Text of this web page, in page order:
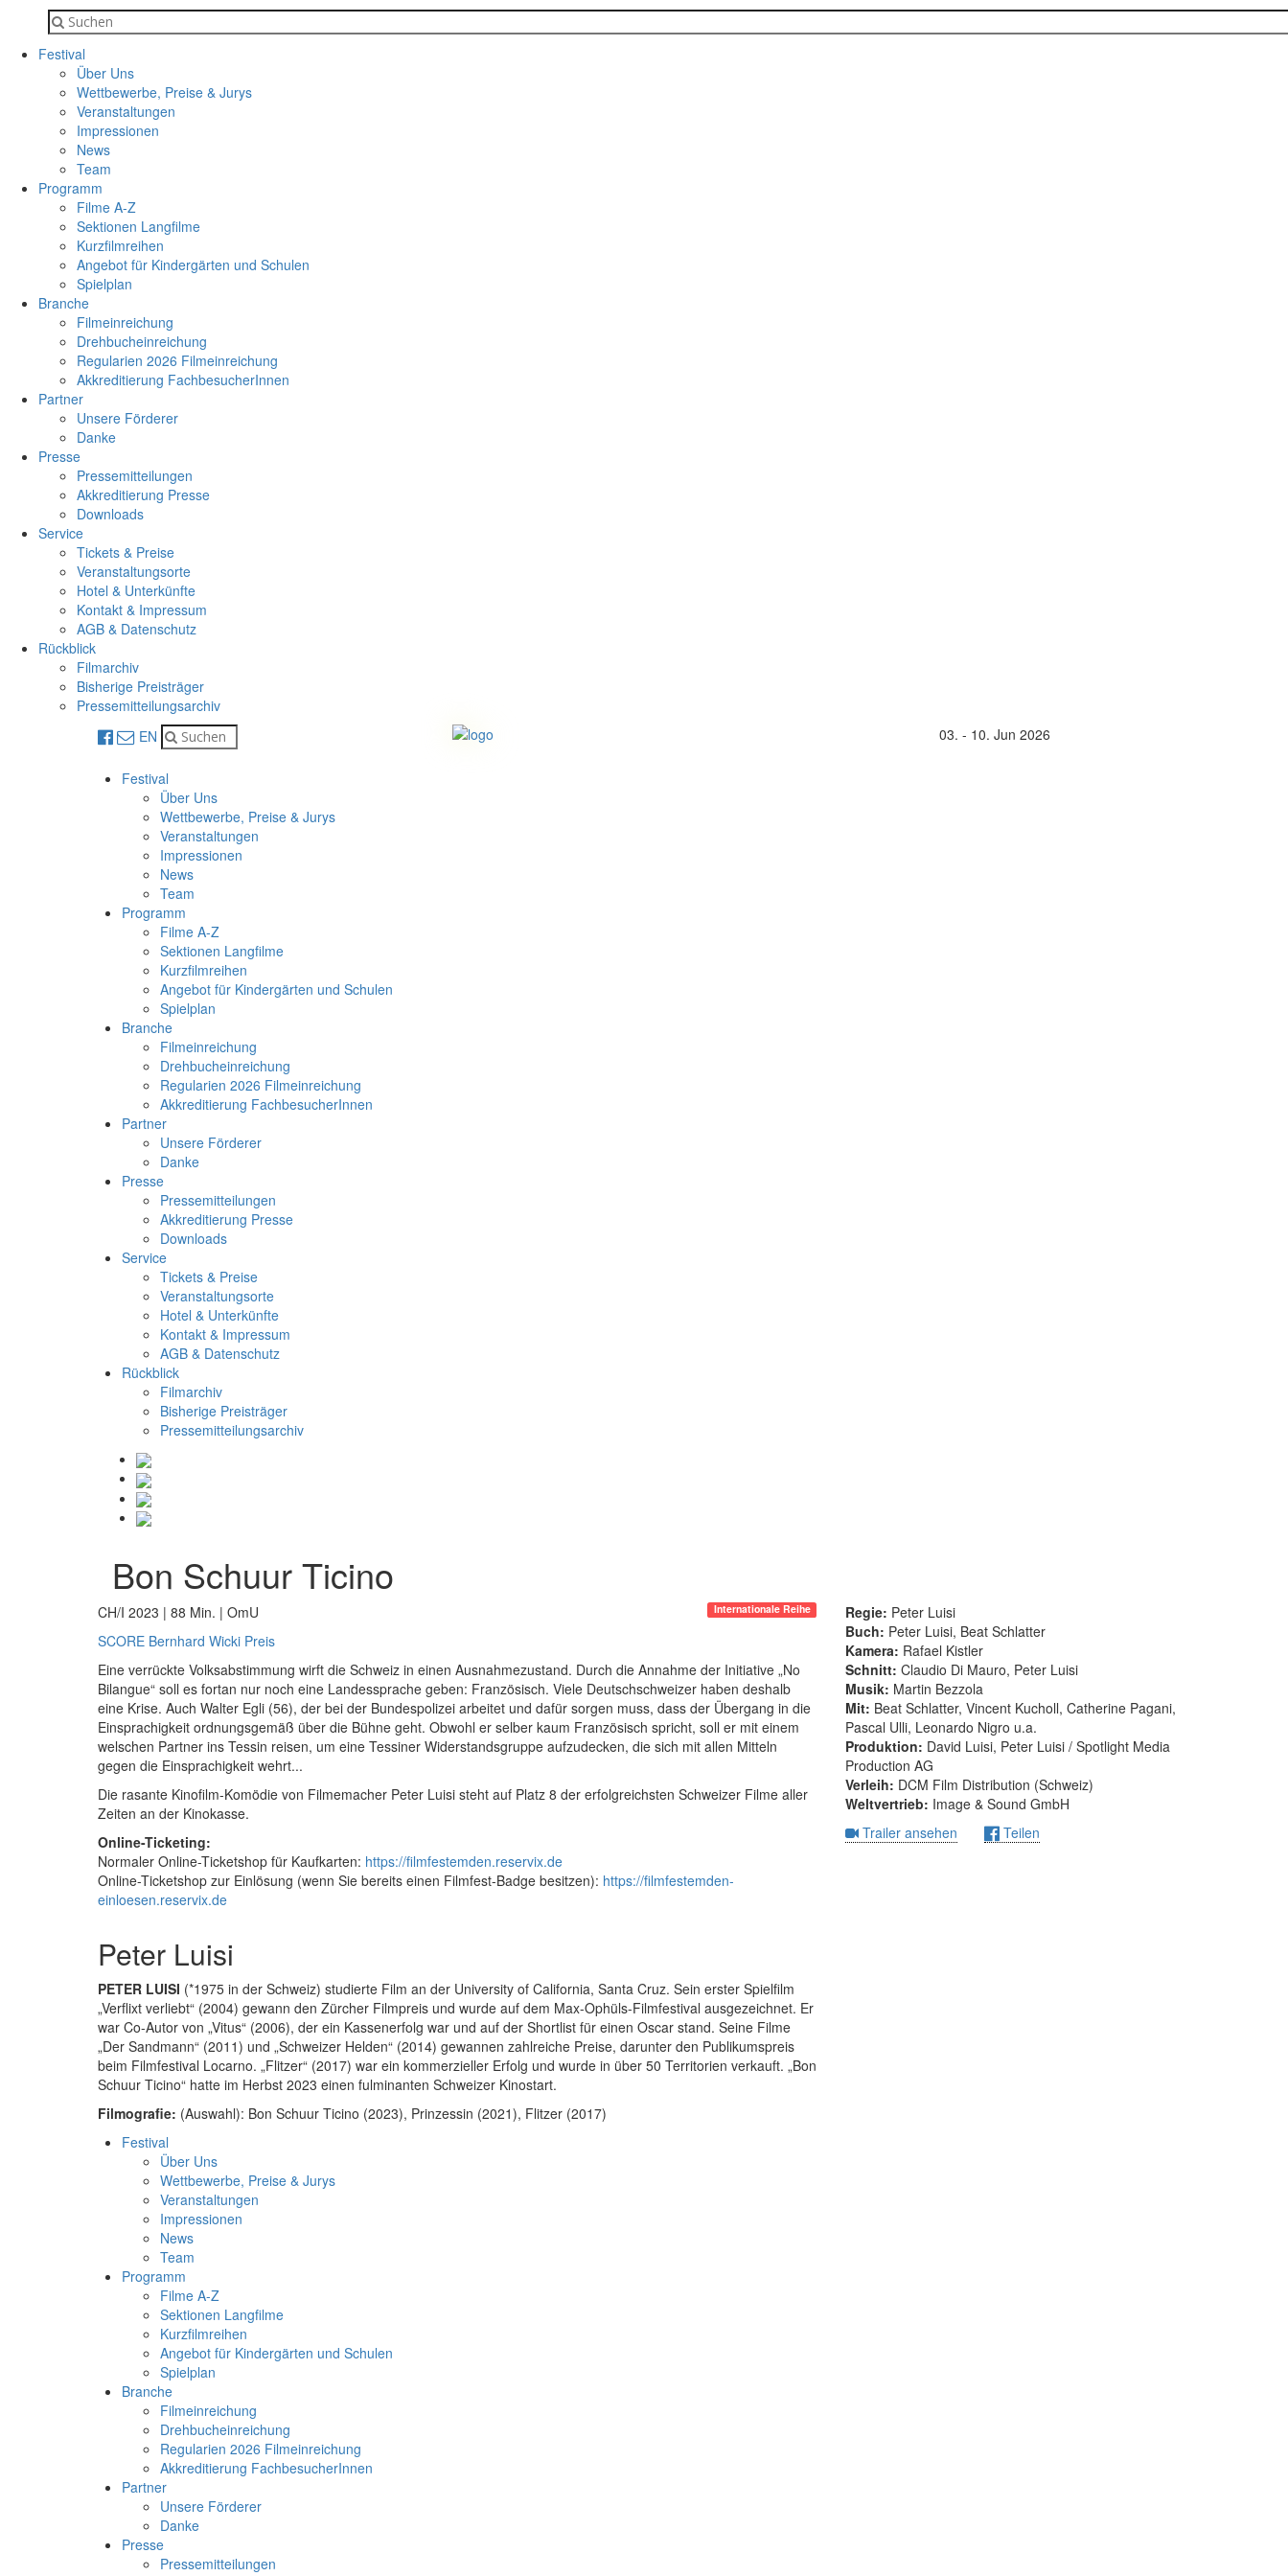
Festival
Über Uns
Wettbewerbe, Preise & Jurys
Veranstaltungen
Impressionen
News
Team
Programm
Filme A-Z
Sektionen Langfilme
Kurzfilmreihen
Angebot für Kindergärten und Schulen
Spielplan
Branche
Filmeinreichung
Drehbucheinreichung
Regularien 2026 Filmeinreichung
Akkreditierung FachbesucherInnen
Partner
Unsere Förderer
Danke
Presse
Pressemitteilungen
Akkreditierung Presse
Downloads
Service
Tickets & Preise
Veranstaltungsorte
Hotel & Unterkünfte
Kontakt & Impressum
AGB & Datenschutz
Rückblick
Filmarchiv
Bisherige Preisträger
Pressemitteilungsarchiv
EN
03. - 10. Jun 2026
Festival
Über Uns
Wettbewerbe, Preise & Jurys
Veranstaltungen
Impressionen
News
Team
Programm
Filme A-Z
Sektionen Langfilme
Kurzfilmreihen
Angebot für Kindergärten und Schulen
Spielplan
Branche
Filmeinreichung
Drehbucheinreichung
Regularien 2026 Filmeinreichung
Akkreditierung FachbesucherInnen
Partner
Unsere Förderer
Danke
Presse
Pressemitteilungen
Akkreditierung Presse
Downloads
Service
Tickets & Preise
Veranstaltungsorte
Hotel & Unterkünfte
Kontakt & Impressum
AGB & Datenschutz
Rückblick
Filmarchiv
Bisherige Preisträger
Pressemitteilungsarchiv
Bon Schuur Ticino
CH/I 2023 | 88 Min. | OmU Internationale Reihe
SCORE Bernhard Wicki Preis
Eine verrückte Volksabstimmung wirft die Schweiz in einen Ausnahmezustand. Durch die Annahme der Initiative „No
Bilangue“ soll es fortan nur noch eine Landessprache geben: Französisch. Viele Deutschschweizer haben deshalb
eine Krise. Auch Walter Egli (56), der bei der Bundespolizei arbeitet und dafür sorgen muss, dass der Übergang in die
Einsprachigkeit ordnungsgemäß über die Bühne geht. Obwohl er selber kaum Französisch spricht, soll er mit einem
welschen Partner ins Tessin reisen, um eine Tessiner Widerstandsgruppe aufzudecken, die sich mit allen Mitteln
gegen die Einsprachigkeit wehrt...
Die rasante Kinofilm-Komödie von Filmemacher Peter Luisi steht auf Platz 8 der erfolgreichsten Schweizer Filme aller
Zeiten an der Kinokasse.
Online-Ticketing:
Normaler Online-Ticketshop für Kaufkarten: https://filmfestemden.reservix.de
Online-Ticketshop zur Einlösung (wenn Sie bereits einen Filmfest-Badge besitzen): https://filmfestemden-
einloesen.reservix.de
Regie: Peter Luisi
Buch: Peter Luisi, Beat Schlatter
Kamera: Rafael Kistler
Schnitt: Claudio Di Mauro, Peter Luisi
Musik: Martin Bezzola
Mit: Beat Schlatter, Vincent Kucholl, Catherine Pagani,
Pascal Ulli, Leonardo Nigro u.a.
Produktion: David Luisi, Peter Luisi / Spotlight Media
Production AG
Verleih: DCM Film Distribution (Schweiz)
Weltvertrieb: Image & Sound GmbH
Trailer ansehen
Teilen
Peter Luisi
PETER LUISI (*1975 in der Schweiz) studierte Film an der University of California, Santa Cruz. Sein erster Spielfilm
„Verflixt verliebt“ (2004) gewann den Zürcher Filmpreis und wurde auf dem Max-Ophüls-Filmfestival ausgezeichnet. Er
war Co-Autor von „Vitus“ (2006), der ein Kassenerfolg war und auf der Shortlist für einen Oscar stand. Seine Filme
„Der Sandmann“ (2011) und „Schweizer Helden“ (2014) gewannen zahlreiche Preise, darunter den Publikumspreis
beim Filmfestival Locarno. „Flitzer“ (2017) war ein kommerzieller Erfolg und wurde in über 50 Territorien verkauft. „Bon
Schuur Ticino“ hatte im Herbst 2023 einen fulminanten Schweizer Kinostart.
Filmografie: (Auswahl): Bon Schuur Ticino (2023), Prinzessin (2021), Flitzer (2017)
Festival
Über Uns
Wettbewerbe, Preise & Jurys
Veranstaltungen
Impressionen
News
Team
Programm
Filme A-Z
Sektionen Langfilme
Kurzfilmreihen
Angebot für Kindergärten und Schulen
Spielplan
Branche
Filmeinreichung
Drehbucheinreichung
Regularien 2026 Filmeinreichung
Akkreditierung FachbesucherInnen
Partner
Unsere Förderer
Danke
Presse
Pressemitteilungen